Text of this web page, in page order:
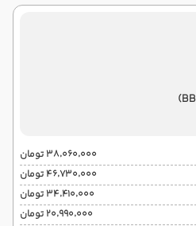
۳۸٬۰۶۰٬۰۰۰ تومان
۴۶٬۷۳۰٬۰۰۰ تومان
۳۴٬۴۱۰٬۰۰۰ تومان
۲۰٬۹۹۰٬۰۰۰ تومان